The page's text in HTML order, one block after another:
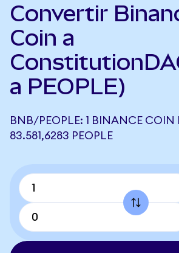
Convertir
Coin a
a PEOPLE)
BNB/PEOPLE: 1 BINANCE COIN
83.581,6283 PEOPLE